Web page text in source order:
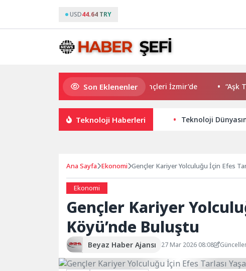
USD44.64 TRY
Son Eklenenler
Avrupa Drama Buluşmaları gençleri İzmir’de “Aşk
Teknoloji Haberleri Teknoloji
Ana Sayfa Ekonomi Gençler Kariyer Yolculuğu İçin Efes
Ekonomi
Gençler Kariyer
Köyü’nde Buluştu
Beyaz Haber Ajansı 27 Mar 2026 08:08